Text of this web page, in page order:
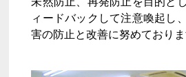
ィードバックして注意喚起し
害の防止と改善に努めておりま